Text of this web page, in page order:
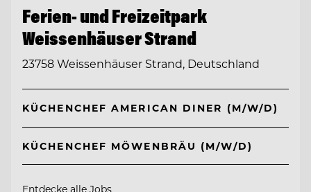
Ferien- und Freizeitpark
Weissenhäuser Strand
23758 Weissenhäuser Strand, Deutschland
KÜCHENCHEF AMERICAN DINER (M/W/D)
KÜCHENCHEF MÖWENBRÄU (M/W/D)
Entdecke alle Jobs